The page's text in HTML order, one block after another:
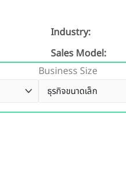
Industry:
Sales Model:
Business Size